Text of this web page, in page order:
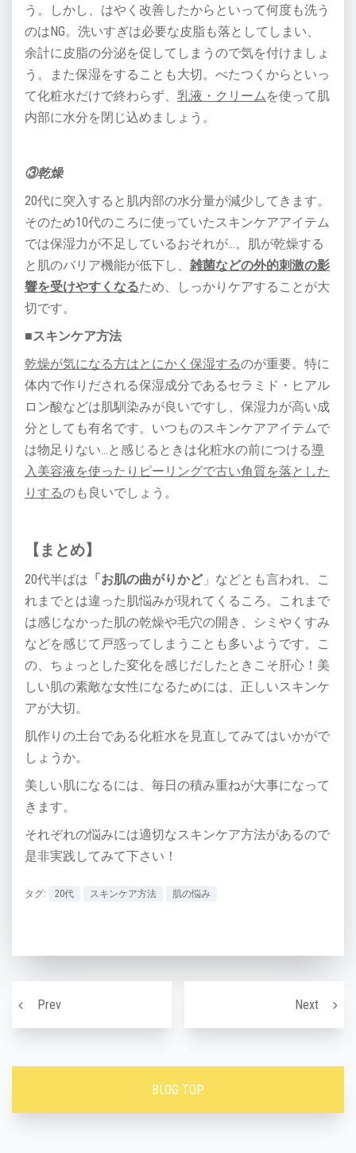
う。しかし、はやく改善したからといって何度も洗う
のはNG。洗いすぎは必要な皮脂も落としてしまい、
余計に皮脂の分泌を促してしまうので気を付けましょ
う。また保湿をすることも大切。べたつくからといっ
て化粧水だけで終わらず、 乳液・クリームを使って肌
内部に水分を閉じ込めましょう。
③乾燥
20代に突入すると肌内部の水分量が減少してきます。
そのため10代のころに使っていたスキンケアアイテム
では保湿力が不足しているおそれが…。肌が乾燥する
と肌のバリア機能が低下し、 雑菌などの外的刺激の影
響を受けやすくなるため、しっかりケアすることが大
切です。
■スキンケア方法
乾燥が気になる方はとにかく保湿するのが重要。特に
体内で作りだされる保湿成分であるセラミド・ヒアル
ロン酸などは肌馴染みが良いですし、保湿力が高い成
分としても有名です。いつものスキンケアアイテムで
は物足りない…と感じるときは化粧水の前につける導
入美容液を使ったりピーリングで古い角質を落とした
りするのも良いでしょう。
【まとめ】
20代半ばは 「お肌の曲がりかど」などとも言われ、こ
れまでとは違った肌悩みが現れてくるころ。これまで
は感じなかった肌の乾燥や毛穴の開き、シミやくすみ
などを感じて戸惑ってしまうことも多いようです。こ
の、ちょっとした変化を感じだしたときこそ肝心！美
しい肌の素敵な女性になるためには、正しいスキンケ
アが大切。
肌作りの土台である化粧水を見直してみてはいかがで
しょうか。
美しい肌になるには、毎日の積み重ねが大事になって
きます。
それぞれの悩みには適切なスキンケア方法があるので
是非実践してみて下さい！
タグ: 20代 スキンケア方法 肌の悩み
Prev
花粉で肌荒れ。春の肌荒れの原因や対策！ Next肌質
BLOG TOP